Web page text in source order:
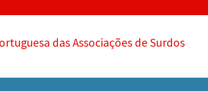
das Associações de Surdos